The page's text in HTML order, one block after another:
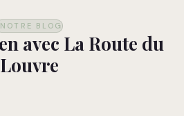
NOTRE BLOG
avec La Route du
Louvre